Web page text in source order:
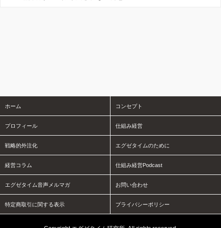
ホーム コンセプト
プロフィール 仕組み経営
戦略的外注化 エグゼタイムのために
経営コラム 仕組み経営Podcast
エグゼタイム音声メルマガ お問い合わせ
特定商取引に関する表示 プライバシーポリシー